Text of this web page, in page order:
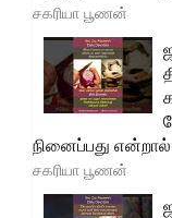
சகரியா பூணன்
நினைப்பது
சகரியா பூணன்